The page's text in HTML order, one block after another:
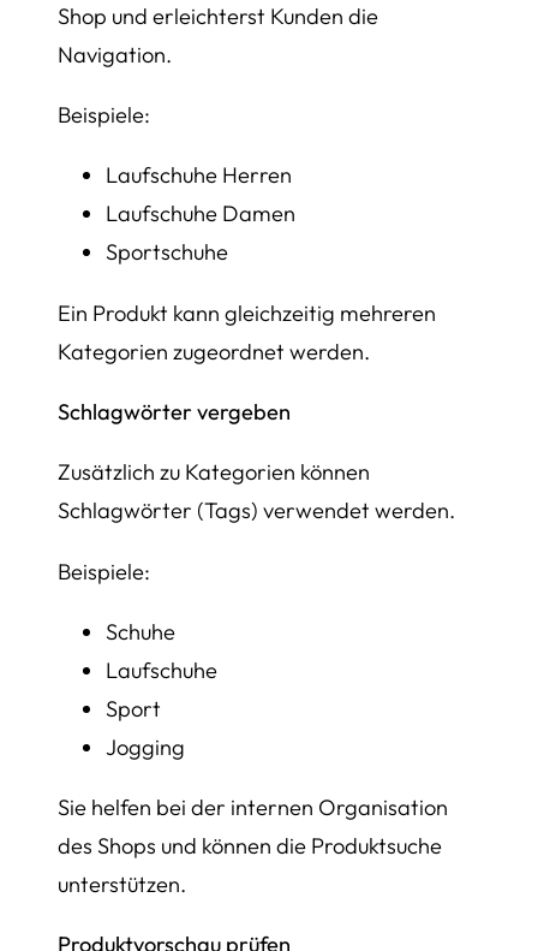
Shop und erleichterst Kunden die
Navigation.
Beispiele:
Laufschuhe Herren
Laufschuhe Damen
Sportschuhe
Ein Produkt kann gleichzeitig mehreren
Kategorien zugeordnet werden.
Schlagwörter vergeben
Zusätzlich zu Kategorien können
Schlagwörter (Tags) verwendet werden.
Beispiele:
Schuhe
Laufschuhe
Sport
Jogging
Sie helfen bei der internen Organisation
des Shops und können die Produktsuche
unterstützen.
Produktvorschau prüfen